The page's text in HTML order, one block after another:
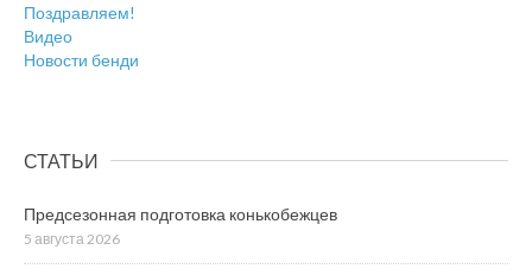
Поздравляем!
Видео
Новости бенди
СТАТЬИ
Предсезонная подготовка конькобежцев
5 августа 2026